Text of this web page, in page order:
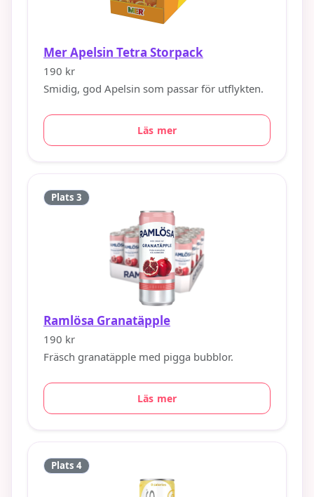
Mer Apelsin Tetra Storpack
190 kr
Smidig, god Apelsin som passar för utflykten.
Läs mer
Plats 3
Ramlösa Granatäpple
190 kr
Fräsch granatäpple med pigga bubblor.
Läs mer
Plats 4